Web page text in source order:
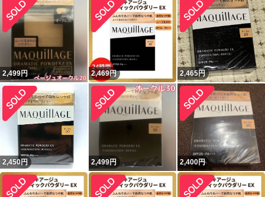
2,499円 2,469円 2,465円
2,450円 2,499円 2,400円